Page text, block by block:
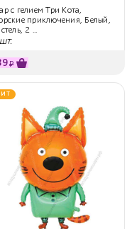
с гелием Три Кота,
приключения, Белый,
2 ...
₽